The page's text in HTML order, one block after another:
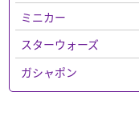
ミニカー
スターウォーズ
ガシャポン